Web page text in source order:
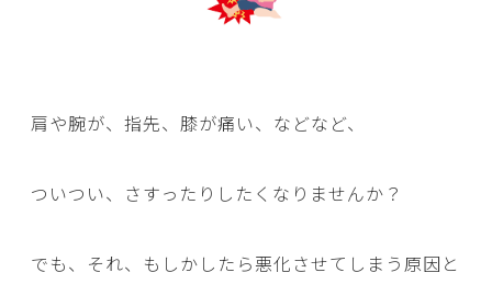
肩や腕が、指先、膝が痛い、などなど、
ついつい、さすったりしたくなりませんか？
でも、それ、もしかしたら悪化させてしまう原因と